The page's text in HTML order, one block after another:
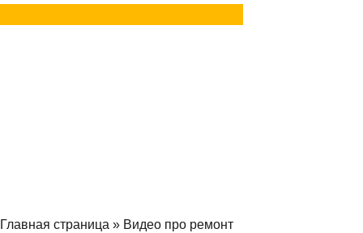
Главная страница » Видео про ремонт